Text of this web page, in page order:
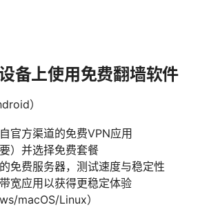
备上使用免费翻墙软件
）
官方渠道的免费VPN应用
）并选择免费套餐
免费服务器，测试速度与稳定性
宽应用以获得更稳定体验
macOS/Linux）